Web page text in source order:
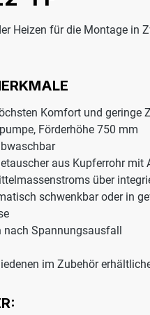
Heizen für die Montage
Komfort und geringe
Förderhöhe 750 mm
aus Kupferrohr mit
über
schwenkbar oder in
Spannungsausfall
im Zubehör